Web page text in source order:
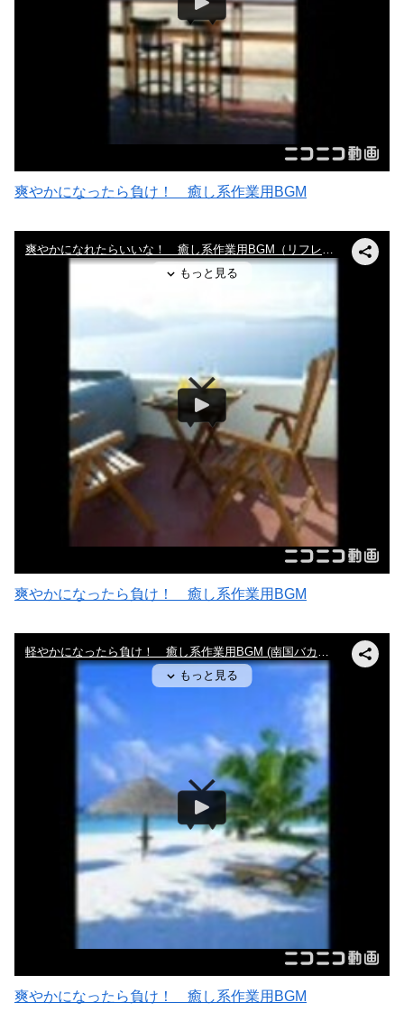
爽やかになったら負け！ 癒し系作業用BGM
爽やかになったら負け！ 癒し系作業用BGM
爽やかになったら負け！ 癒し系作業用BGM